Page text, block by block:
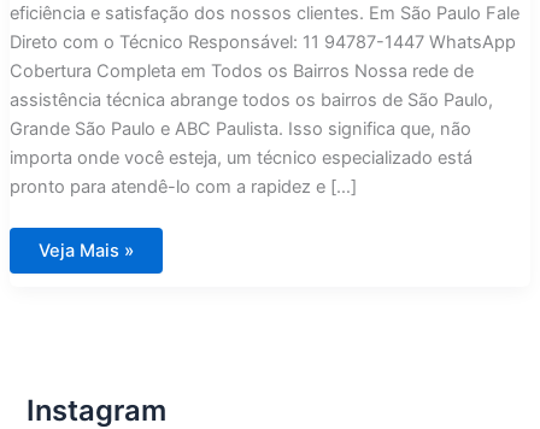
eficiência e satisfação dos nossos clientes. Em São Paulo Fale
Direto com o Técnico Responsável: 11 94787-1447 WhatsApp
Cobertura Completa em Todos os Bairros Nossa rede de
assistência técnica abrange todos os bairros de São Paulo,
Grande São Paulo e ABC Paulista. Isso significa que, não
importa onde você esteja, um técnico especializado está
pronto para atendê-lo com a rapidez e […]
Assistência
Técnica
Veja Mais »
Instagram